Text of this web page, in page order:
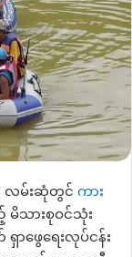
လမ်းဆုံတွင် ကား
မိသားစုဝင်သုံး
ဖွေရေးလုပ်ငန်း